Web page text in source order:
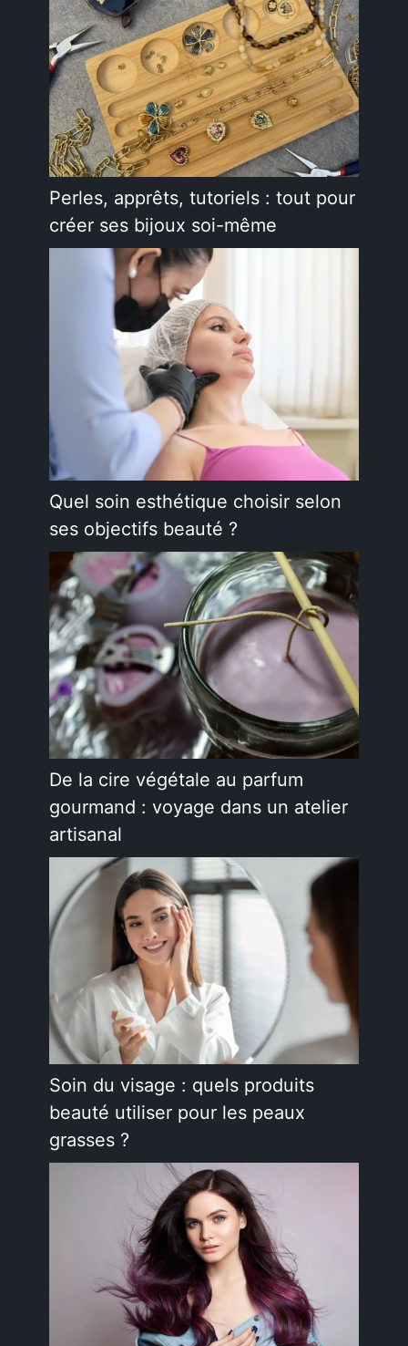
Perles, apprêts, tutoriels : tout pour
créer ses bijoux soi-même
Quel soin esthétique choisir selon
ses objectifs beauté ?
De la cire végétale au parfum
gourmand : voyage dans un atelier
artisanal
Soin du visage : quels produits
beauté utiliser pour les peaux
grasses ?